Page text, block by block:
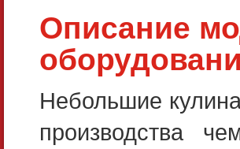
Описание
Небольшие
производства